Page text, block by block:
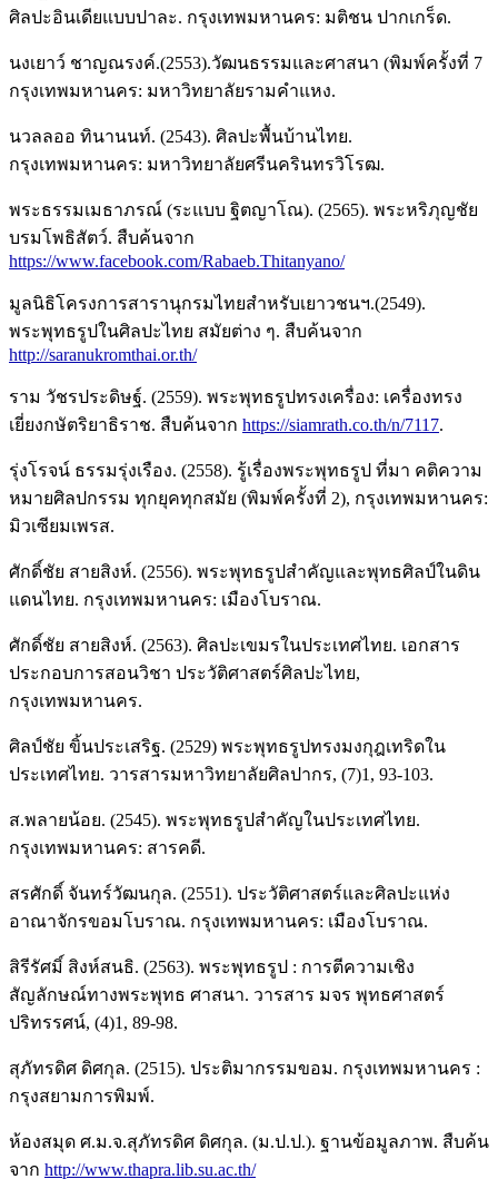
ศิลปะอินเดียแบบปาละ. กรุงเทพมหานคร: มติชน ปากเกร็ด.
นงเยาว์ ชาญณรงค์.(2553).วัฒนธรรมและศาสนา (พิมพ์ครั้งที่ 7
กรุงเทพมหานคร: มหาวิทยาลัยรามคําแหง.
นวลลออ ทินานนท์. (2543). ศิลปะพื้นบ้านไทย.
กรุงเทพมหานคร: มหาวิทยาลัยศรีนครินทรวิโรฒ.
พระธรรมเมธาภรณ์ (ระแบบ ฐิตญาโณ). (2565). พระหริภุญชัย
บรมโพธิสัตว์. สืบค้นจาก
https://www.facebook.com/Rabaeb.Thitanyano/
มูลนิธิโครงการสารานุกรมไทยสําหรับเยาวชนฯ.(2549).
พระพุทธรูปในศิลปะไทย สมัยต่าง ๆ. สืบค้นจาก
http://saranukromthai.or.th/
ราม วัชรประดิษฐ์. (2559). พระพุทธรูปทรงเครื่อง: เครื่องทรง
เยี่ยงกษัตริยาธิราช. สืบค้นจาก https://siamrath.co.th/n/7117.
รุ่งโรจน์ ธรรมรุ่งเรือง. (2558). รู้เรื่องพระพุทธรูป ที่มา คติความ
หมายศิลปกรรม ทุกยุคทุกสมัย (พิมพ์ครั้งที่ 2), กรุงเทพมหานคร:
มิวเซียมเพรส.
ศักดิ์ชัย สายสิงห์. (2556). พระพุทธรูปสําคัญและพุทธศิลป์ในดิน
แดนไทย. กรุงเทพมหานคร: เมืองโบราณ.
ศักดิ์ชัย สายสิงห์. (2563). ศิลปะเขมรในประเทศไทย. เอกสาร
ประกอบการสอนวิชา ประวัติศาสตร์ศิลปะไทย,
กรุงเทพมหานคร.
ศิลป์ชัย ขิ้นประเสริฐ. (2529) พระพุทธรูปทรงมงกุฎเทริดใน
ประเทศไทย. วารสารมหาวิทยาลัยศิลปากร, (7)1, 93-103.
ส.พลายน้อย. (2545). พระพุทธรูปสําคัญในประเทศไทย.
กรุงเทพมหานคร: สารคดี.
สรศักดิ์ จันทร์วัฒนกุล. (2551). ประวัติศาสตร์และศิลปะแห่ง
อาณาจักรขอมโบราณ. กรุงเทพมหานคร: เมืองโบราณ.
สิรีรัศมิ์ สิงห์สนธิ. (2563). พระพุทธรูป : การตีความเชิง
สัญลักษณ์ทางพระพุทธ ศาสนา. วารสาร มจร พุทธศาสตร์
ปริทรรศน์, (4)1, 89-98.
สุภัทรดิศ ดิศกุล. (2515). ประติมากรรมขอม. กรุงเทพมหานคร :
กรุงสยามการพิมพ์.
ห้องสมุด ศ.ม.จ.สุภัทรดิศ ดิศกุล. (ม.ป.ป.). ฐานข้อมูลภาพ. สืบค้น
จาก http://www.thapra.lib.su.ac.th/